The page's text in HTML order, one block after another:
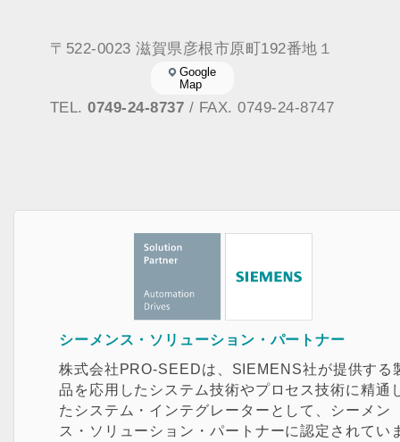
〒522-0023 滋賀県彦根市原町192番地１
Google
Map
TEL.0749-24-8737 / FAX. 0749-24-8747
シーメンス・ソリューション・パートナー
株式会社PRO-SEEDは、SIEMENS社が提供する
品を応用したシステム技術やプロセス技術に精通
たシステム・インテグレーターとして、シーメン
ス・ソリューション・パートナーに認定されてい